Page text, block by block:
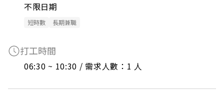
不限日期
短時數 長期兼職
打工時間
06:30 ~ 10:30 / 需求人數：1 人